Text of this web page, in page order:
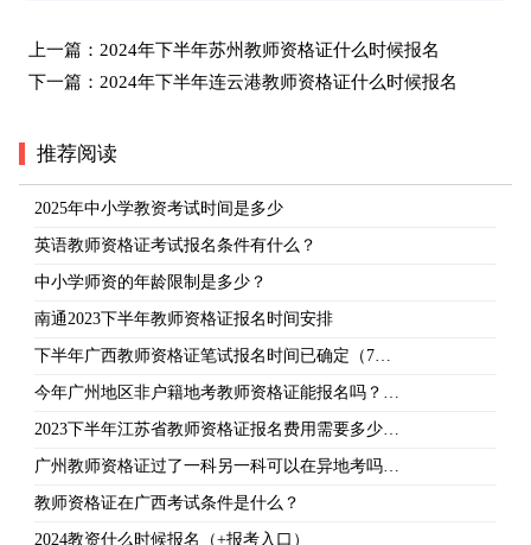
上一篇： 2024年下半年苏州教师资格证什么时候报名
下一篇： 2024年下半年连云港教师资格证什么时候报名
推荐阅读
2025年中小学教资考试时间是多少
英语教师资格证考试报名条件有什么？
中小学师资的年龄限制是多少？
南通2023下半年教师资格证报名时间安排
下半年广西教师资格证笔试报名时间已确定（7…
今年广州地区非户籍地考教师资格证能报名吗？…
2023下半年江苏省教师资格证报名费用需要多少…
广州教师资格证过了一科另一科可以在异地考吗…
教师资格证在广西考试条件是什么？
2024教资什么时候报名（+报考入口）